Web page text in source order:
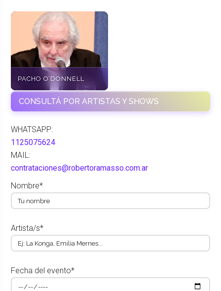
PACHO O’DONNELL
CONSULTÁ POR ARTISTAS Y SHOWS
WHATSAPP:
1125075624
MAIL:
contrataciones@robertoramasso.com.ar
Nombre*
Artista/s*
Fecha del evento*